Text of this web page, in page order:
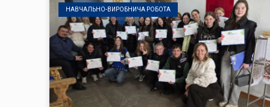
НАВЧАЛЬНО-ВИРОБНИЧА РОБОТА